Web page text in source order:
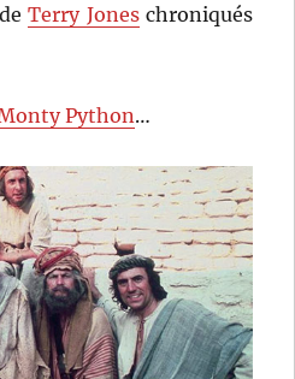
Terry Joneschroniqués
Python…